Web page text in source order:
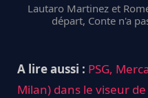
Lautaro Martinez et
départ, Conte n'a
A lire aussi : PSG,
Milan) dans le viseur